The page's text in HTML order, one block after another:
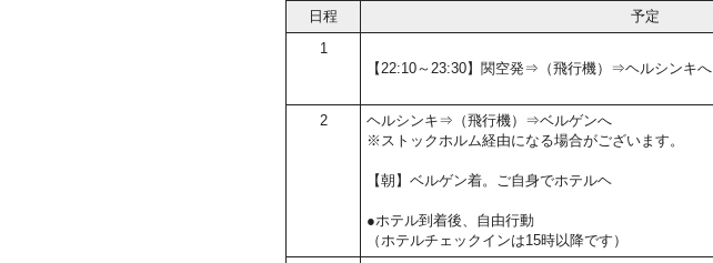
日程 予定
1
【22:10～23:30】関空発⇒（飛行機）⇒ヘルシンキへ
2
ヘルシンキ⇒（飛行機）⇒ベルゲンへ
※ストックホルム経由になる場合がございます。
【朝】ベルゲン着。ご自身でホテルヘ
●ホテル到着後、自由行動
（ホテルチェックインは15時以降です）